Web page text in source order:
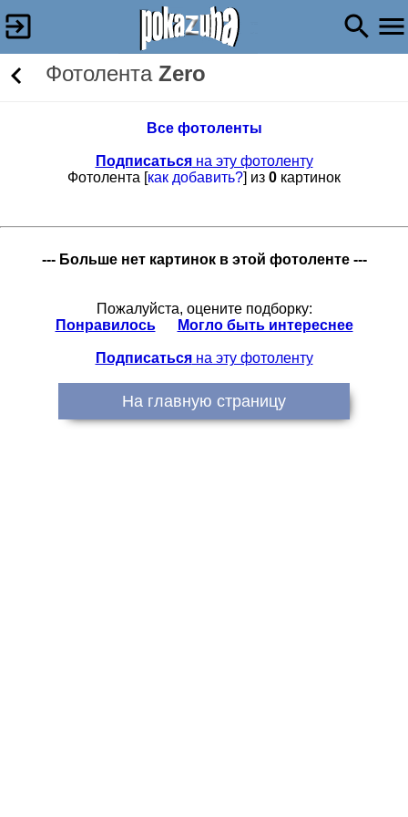
Фотолента Zero
Все фотоленты
Подписатьсяна эту фотоленту
Фотолента [как добавить?] из 0 картинок
--- Больше нет картинок в этой фотоленте ---
Пожалуйста, оцените подборку:
Понравилось
Могло быть интереснее
Подписатьсяна эту фотоленту
На главную страницу